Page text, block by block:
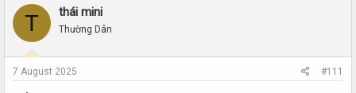
T thái mini
Thường Dân
7 August 2025 #111